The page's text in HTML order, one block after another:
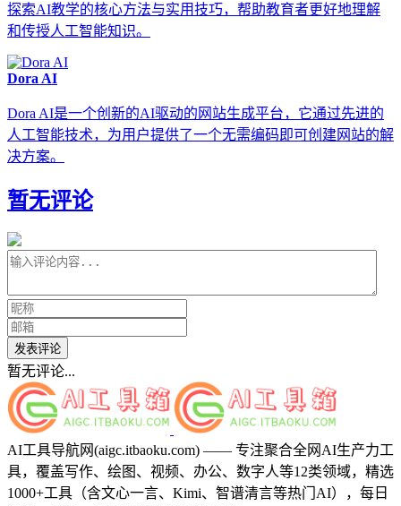
探索AI教学的核心方法与实用技巧，帮助教育者更好地理解
和传授人工智能知识。
Dora AI
Dora AI是一个创新的AI驱动的网站生成平台，它通过先进的
人工智能技术，为用户提供了一个无需编码即可创建网站的解
决方案。
暂无评论
发表评论
暂无评论...
AI工具导航网(aigc.itbaoku.com) —— 专注聚合全网AI生产力工
具，覆盖写作、绘图、视频、办公、数字人等12类领域，精选
1000+工具（含文心一言、Kimi、智谱清言等热门AI），每日